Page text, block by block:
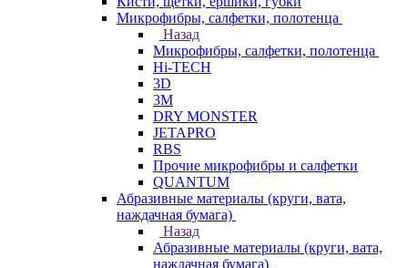
Микрофибры, салфетки, полотенца
Назад
Микрофибры, салфетки, полотенца
Hi-TECH
3D
3М
DRY MONSTER
JETAPRO
RBS
Прочие микрофибры и салфетки
QUANTUM
Абразивные материалы (круги, вата,
наждачная бумага)
Назад
Абразивные материалы (круги, вата,
наждачная бумага)